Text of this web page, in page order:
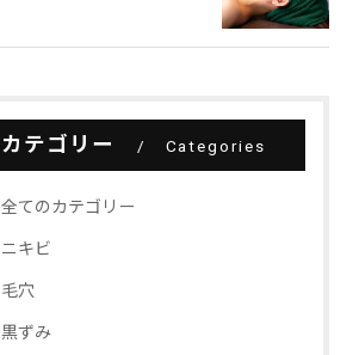
カテゴリー Categories
全てのカテゴリー
ニキビ
毛穴
黒ずみ